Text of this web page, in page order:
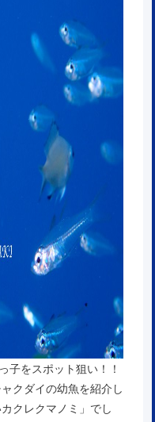
子をスポット狙い！！
クダイの幼魚を紹介し
クレクマノミ」でし